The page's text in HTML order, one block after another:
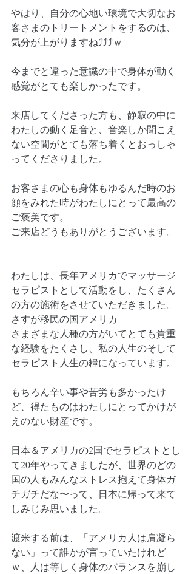
やはり、自分の心地い環境で大切なお
客さまのトリートメントをするのは、
気分が上がりますね⤴⤴⤴ｗ
今までと違った意識の中で身体が動く
感覚がとても楽しかったです。
来店してくださった方も、静寂の中に
わたしの動く足音と、音楽しか聞こえ
ない空間がとても落ち着くとおっしゃ
ってくださりました。
お客さまの心も身体もゆるんだ時のお
顔をみれた時がわたしにとって最高の
ご褒美です。
ご来店どうもありがとうございます。
わたしは、長年アメリカでマッサージ
セラピストとして活動をし、たくさん
の方の施術をさせていただきました。
さすが移民の国アメリカ
さまざまな人種の方がいてとても貴重
な経験をたくさし、私の人生のそして
セラピスト人生の糧になっています。
もちろん辛い事や苦労も多かったけ
ど、得たものはわたしにとってかけが
えのない財産です。
日本＆アメリカの2国でセラピストとし
て20年やってきましたが、世界のどの
国の人もみんなストレス抱えて身体ガ
チガチだな〜って、日本に帰って来て
しみじみ思いました。
渡米する前は、「アメリカ人は肩凝ら
ない」って誰かが言っていたけれど
ｗ、人は等しく身体のバランスを崩し